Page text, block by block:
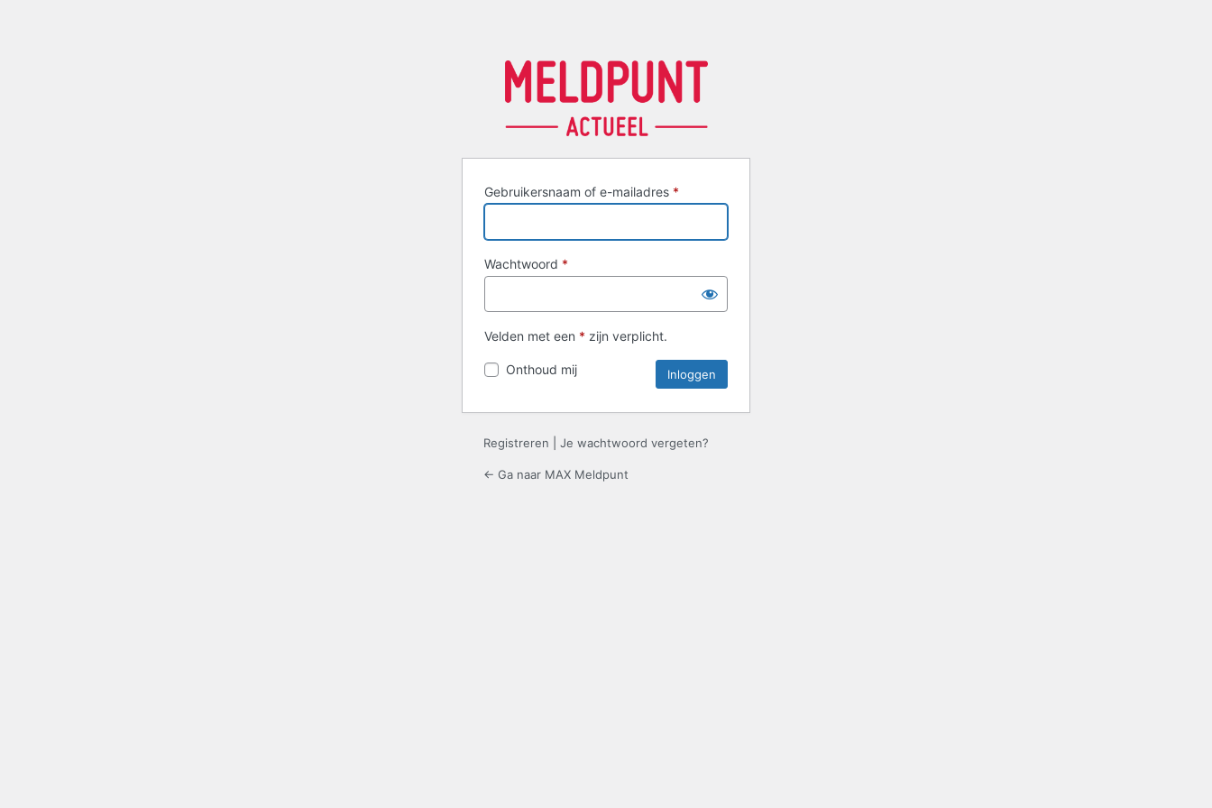
Gebruikersnaam of e-mailadres *
Wachtwoord *
Velden met een * zijn verplicht.
Onthoud mij
Registreren Je wachtwoord vergeten?
← Ga naar MAX Meldpunt